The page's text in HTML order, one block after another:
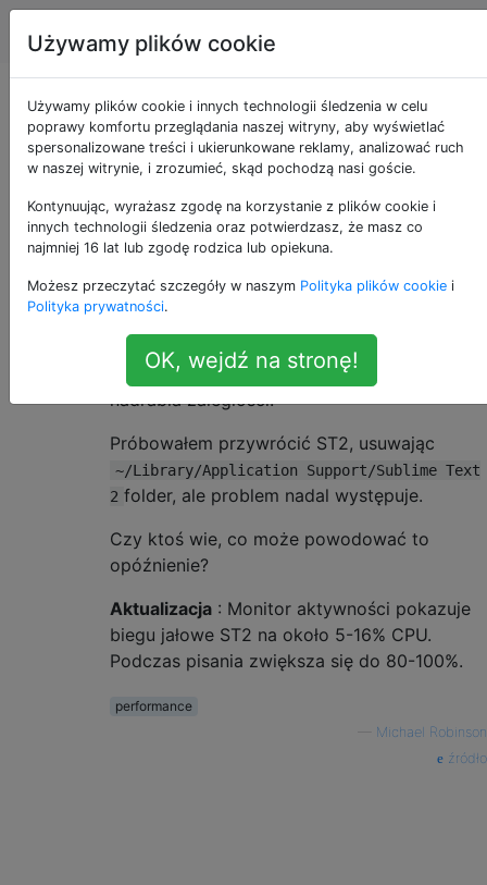
Apple Tagi
Sublime Text 2 lag
lag
3
Używam Sublime Text 2 (ST2) zarówno w
wpisywania tekstu, interakcji z menu itp. ST2
szybko wpisać kilka zdań, a następnie wziąć
dłonie za klawiaturę i patrzeć, jak ST2
nadrabia zaległości.
Próbowałem przywrócić ST2, usuwając
~/Library/Application Support/Sublime Text
2 folder, ale problem nadal występuje.
Czy ktoś wie, co może powodować to
opóźnienie?
Aktualizacja : Monitor aktywności pokazuje
biegu jałowe ST2 na około 5-16% CPU.
Podczas pisania zwiększa się do 80-100%.
performance
Michael Robinson
źródło
Używamy plików cookie
Używamy plików cookie i innych technologii śledzenia w celu
poprawy komfortu przeglądania naszej witryny, aby wyświetlać
spersonalizowane treści i ukierunkowane reklamy, analizować ruch
w naszej witrynie, i zrozumieć, skąd pochodzą nasi goście.
Kontynuując, wyrażasz zgodę na korzystanie z plików cookie i
innych technologii śledzenia oraz potwierdzasz, że masz co
najmniej 16 lat lub zgodę rodzica lub opiekuna.
Możesz przeczytać szczegóły w naszym Polityka plików cookie i
Polityka prywatności.
OK, wejdź na stronę!